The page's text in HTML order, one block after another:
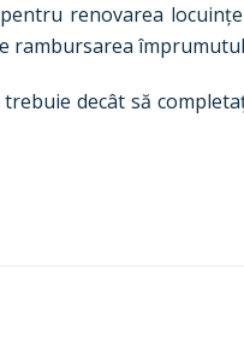
renovarea
rambursarea
decât să